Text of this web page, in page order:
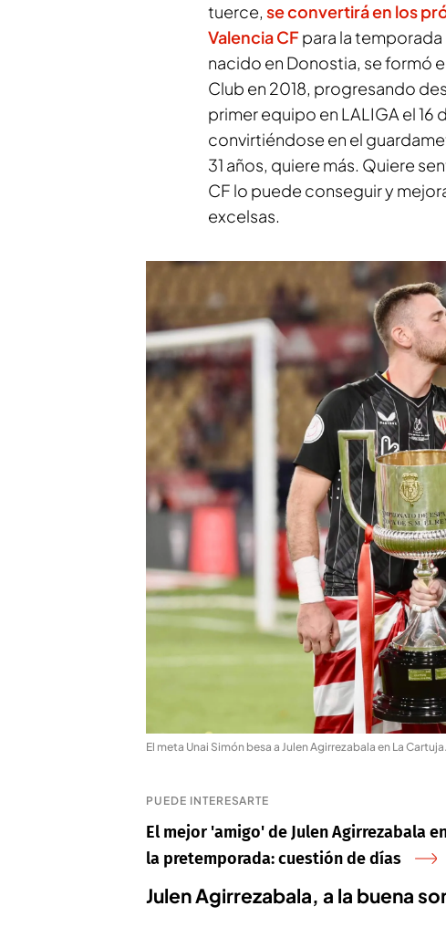
tuerce, se convertirá en los
Valencia CFpara la temporada
nacido en Donostia, se formó
Club en 2018, progresando
primer equipo en LALIGA el
convirtiéndose en el
31 años, quiere más. Quiere
CF lo puede conseguir y
excelsas.
El meta Unai Simón besa a Julen Agirrezabala en La Cartuja.
PUEDE INTERESARTE
El mejor 'amigo' de Julen Agirrezabala
la pretemporada: cuestión de días
Julen Agirrezabala, a la buena